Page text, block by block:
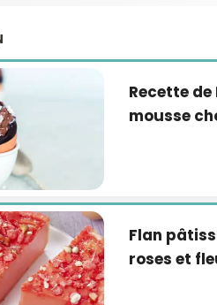
Recette
mousse
Flan
roses et